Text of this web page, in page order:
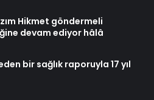
Hikmet göndermeli
devam ediyor hâlâ
bir sağlık raporuyla 17 yıl